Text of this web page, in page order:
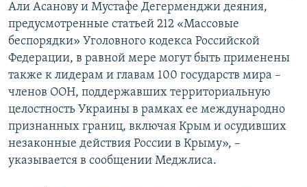
Али Асанову и Мустафе Дегерменджи деяния,
предусмотренные статьей 212 «Массовые
беспорядки» Уголовного кодекса Российской
Федерации, в равной мере могут быть применены
также к лидерам и главам 100 государств мира –
членов ООН, поддержавших территориальную
целостность Украины в рамках ее международно
признанных границ, включая Крым и осудивших
незаконные действия России в Крыму», –
указывается в сообщении Меджлиса.